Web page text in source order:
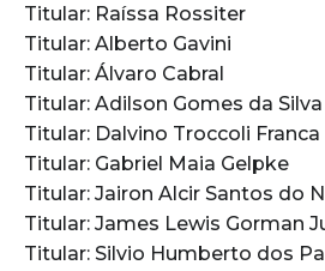
Titular: Raíssa Rossiter
Titular: Alberto Gavini
Titular: Álvaro Cabral
Titular: Adilson Gomes da Silva
Titular: Dalvino Troccoli Franca
Titular: Gabriel Maia Gelpke
Titular: Jairon Alcir Santos do
Titular: James Lewis Gorman
Titular: Silvio Humberto dos